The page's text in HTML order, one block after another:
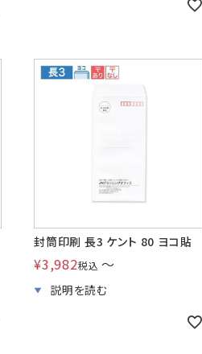
封筒印刷 長3 ケント 80 ヨコ貼
¥3,982税込 〜